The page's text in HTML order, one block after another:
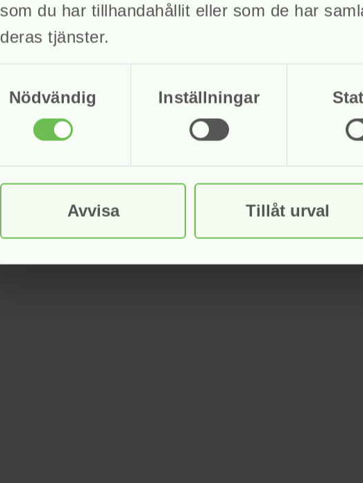
som du har tillhandahållit eller som de har
deras tjänster.
Nödvändig
Inställningar
Avvisa Tillåt urval